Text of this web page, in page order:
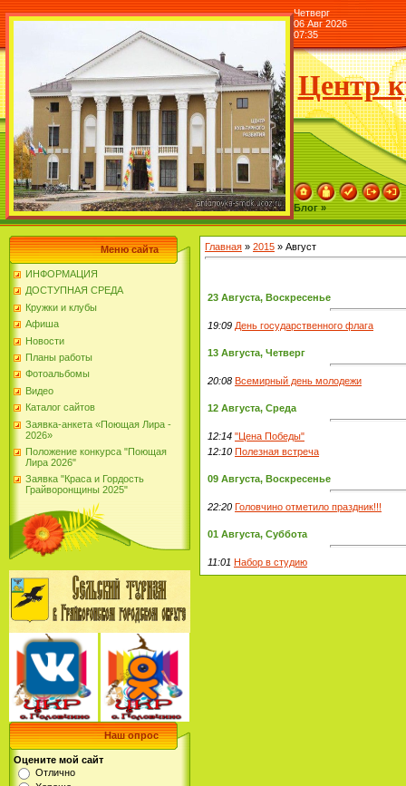
Четверг
06 Авг 2026
07:35
Центр
Блог »
Меню сайта
ИНФОРМАЦИЯ
ДОСТУПНАЯ СРЕДА
Кружки и клубы
Афиша
Новости
Планы работы
Фотоальбомы
Видео
Каталог сайтов
Заявка-анкета «Поющая Лира -
2026»
Положение конкурса "Поющая
Лира 2026"
Заявка "Краса и Гордость
Грайворонщины 2025"
Наш опрос
Оцените мой сайт
Отлично
Главная » 2015 » Август
23 Августа, Воскресенье
19:09 День государственного флага
13 Августа, Четверг
20:08 Всемирный день молодежи
12 Августа, Среда
12:14 "Цена Победы"
12:10 Полезная встреча
09 Августа, Воскресенье
22:20 Головчино отметило праздник!!!
01 Августа, Суббота
11:01 Набор в студию